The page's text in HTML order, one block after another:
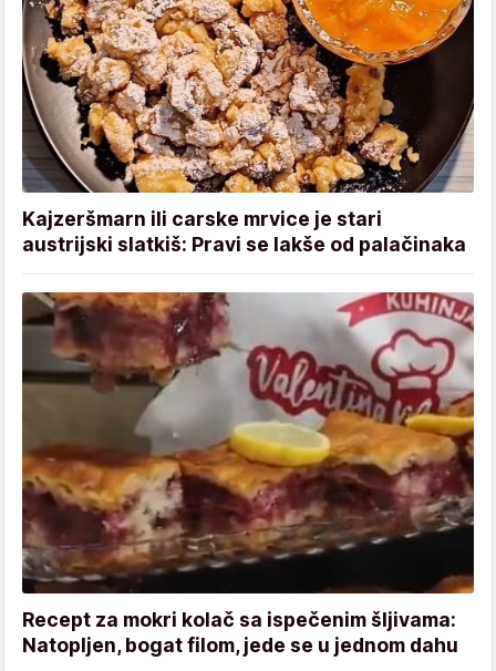
Kajzeršmarn ili carske mrvice je stari
austrijski slatkiš: Pravi se lakše od palačinaka
Recept za mokri kolač sa ispečenim šljivama:
Natopljen, bogat filom, jede se u jednom dahu